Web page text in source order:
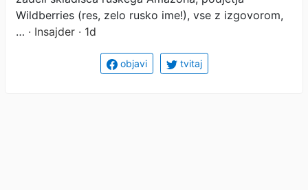
Wildberries (res, zelo rusko ime!), vse z izgovorom,
… · Insajder · 1d
objavi tvitaj